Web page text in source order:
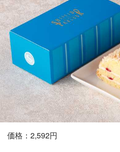
価格：2,592円